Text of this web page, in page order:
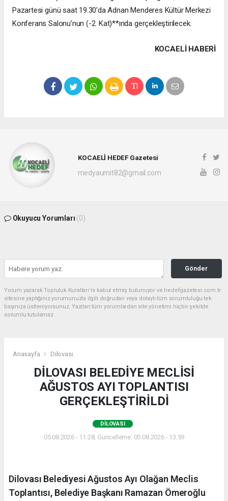
Pazartesi günü saat 19.30’da Adnan Menderes Kültür Merkezi
Konferans Salonu’nun (-2. Kat)**ında gerçekleştirilecek.
KOCAELI HABERİ
KOCAELİ HEDEF Gazetesi
medyaumit82@gmail.com
Okuyucu Yorumları (0)
Gönder
Yorum yazarak Topluluk Kuralları’nı kabul etmiş bulunuyor ve hedefgazetesi.com.tr
sitesine yaptığınız yorumunuzla ilgili doğrudan veya dolaylı tüm sorumluluğu tek
başınıza üstleniyorsunuz. Yazılan tüm yorumlardan site yönetimi hiçbir şekilde
sorumlu tutulamaz.
Anasayfa Dilovası
DİLOVASI BELEDİYE MECLİSİ
AĞUSTOS AYI TOPLANTISI
GERÇEKLEŞTİRİLDİ
DILOVASI
05.08.2026 - 11:28, Güncelleme: 05.08.2026 - 13:59
Dilovası Belediyesi Ağustos Ayı Olağan Meclis
Toplantısı, Belediye Başkanı Ramazan Ömeroğlu